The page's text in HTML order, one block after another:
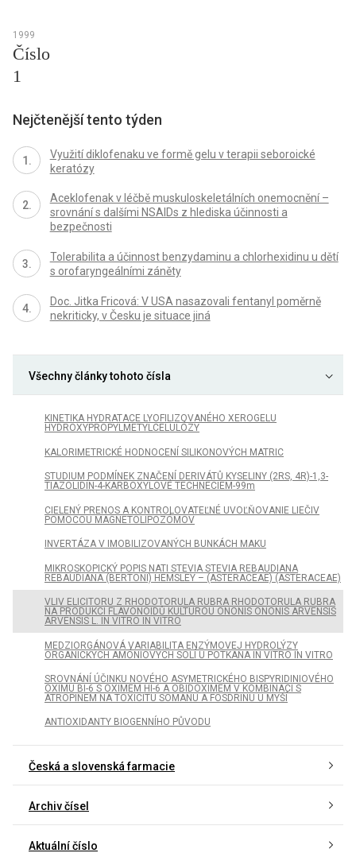
1999
Číslo
1
Nejčtenější tento týden
Využití diklofenaku ve formě gelu v terapii seboroické
keratózy
Aceklofenak v léčbě muskuloskeletálních onemocnění –
srovnání s dalšími NSAIDs z hlediska účinnosti a
bezpečnosti
Tolerabilita a účinnost benzydaminu a chlorhexidinu u dětí
s orofaryngeálními záněty
Doc. Jitka Fricová: V USA nasazovali fentanyl poměrně
nekriticky, v Česku je situace jiná
Všechny články tohoto čísla
KINETIKA HYDRATACE LYOFILIZOVANÉHO XEROGELU
HYDROXYPROPYLMETYLCELULÓZY
KALORIMETRICKÉ HODNOCENÍ SILIKONOVÝCH MATRIC
STUDIUM PODMÍNEK ZNAČENÍ DERIVÁTŮ KYSELINY (2RS, 4R)-1,3-
TIAZOLIDÍN-4-KARBOXYLOVÉ TECHNECIEM-99m
CIELENÝ PRENOS A KONTROLOVATEĽNÉ UVOĽŇOVANIE LIEČIV
POMOCOU MAGNETOLIPOZÓMOV
INVERTÁZA V IMOBILIZOVANÝCH BUNKÁCH MAKU
MIKROSKOPICKÝ POPIS NATI STEVIA STEVIA REBAUDIANA
REBAUDIANA (BERTONI) HEMSLEY – (ASTERACEAE) (ASTERACEAE)
VLIV ELICITORU Z RHODOTORULA RUBRA RHODOTORULA RUBRA
NA PRODUKCI FLAVONOIDŮ KULTUROU ONONIS ONONIS ARVENSIS
ARVENSIS L. IN VITRO IN VITRO
MEDZIORGÁNOVÁ VARIABILITA ENZÝMOVEJ HYDROLÝZY
ORGANICKÝCH AMÓNIOVÝCH SOLÍ U POTKANA IN VITRO IN VITRO
SROVNÁNÍ ÚČINKU NOVÉHO ASYMETRICKÉHO BISPYRIDINIOVÉHO
OXIMU BI-6 S OXIMEM HI-6 A OBIDOXIMEM V KOMBINACI S
ATROPINEM NA TOXICITU SOMANU A FOSDRINU U MYŠÍ
ANTIOXIDANTY BIOGENNÍHO PŮVODU
Česká a slovenská farmacie
Archiv čísel
Aktuální číslo